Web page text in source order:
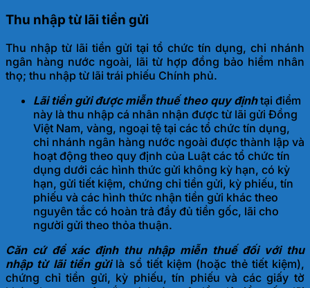
Thu nhập từ lãi tiền gửi
Thu nhập từ lãi tiền gửi tại tổ chức tín dụng, chi nhánh
ngân hàng nước ngoài, lãi từ hợp đồng bảo hiểm nhân
thọ; thu nhập từ lãi trái phiếu Chính phủ.
Lãi tiền gửi được miễn thuế theo quy địnhtại điểm
này là thu nhập cá nhân nhận được từ lãi gửi Đồng
Việt Nam, vàng, ngoại tệ tại các tổ chức tín dụng,
chi nhánh ngân hàng nước ngoài được thành lập và
hoạt động theo quy định của Luật các tổ chức tín
dụng dưới các hình thức gửi không kỳ hạn, có kỳ
hạn, gửi tiết kiệm, chứng chỉ tiền gửi, kỳ phiếu, tín
phiếu và các hình thức nhận tiền gửi khác theo
nguyên tắc có hoàn trả đầy đủ tiền gốc, lãi cho
người gửi theo thỏa thuận.
Căn cứ để xác định thu nhập miễn thuế đối với thu
nhập từ lãi tiền gửilà sổ tiết kiệm (hoặc thẻ tiết kiệm),
chứng chỉ tiền gửi, kỳ phiếu, tín phiếu và các giấy tờ